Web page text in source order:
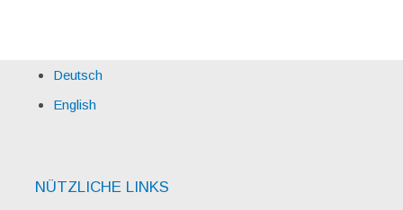
Deutsch
English
NÜTZLICHE LINKS